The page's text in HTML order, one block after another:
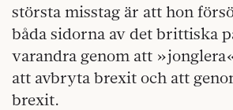
största misstag är att hon
båda sidorna av det brittiska
varandra genom att
att avbryta brexit och att
brexit.